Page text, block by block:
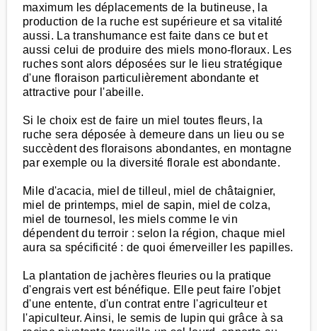
maximum les déplacements de la butineuse, la
production de la ruche est supérieure et sa vitalité
aussi. La transhumance est faite dans ce but et
aussi celui de produire des miels mono-floraux. Les
ruches sont alors déposées sur le lieu stratégique
d'une floraison particulièrement abondante et
attractive pour l'abeille.
Si le choix est de faire un miel toutes fleurs, la
ruche sera déposée à demeure dans un lieu ou se
succèdent des floraisons abondantes, en montagne
par exemple ou la diversité florale est abondante.
Mile d'acacia, miel de tilleul, miel de châtaignier,
miel de printemps, miel de sapin, miel de colza,
miel de tournesol, les miels comme le vin
dépendent du terroir : selon la région, chaque miel
aura sa spécificité : de quoi émerveiller les papilles.
La plantation de jachères fleuries ou la pratique
d'engrais vert est bénéfique. Elle peut faire l'objet
d'une entente, d'un contrat entre l'agriculteur et
l'apiculteur. Ainsi, le semis de lupin qui grâce à sa